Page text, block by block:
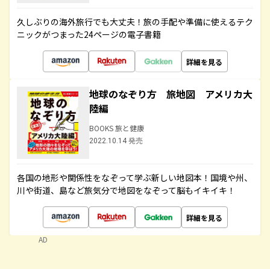
久しぶりの海外旅行でも大丈夫！旅の手配や準備に使えるテク
ニックがつまった24ページの電子書籍
詳細を見る
地球のなぞり方 旅地図 アメリカ大
陸編
BOOKS 旅と健康
2022.10.14 発売
各国の地形や関係性をなぞって学ぶ新しい地図本！国境や州、
川や街道、島など旅気分で地図をなぞって脳もイキイキ！
詳細を見る
AD